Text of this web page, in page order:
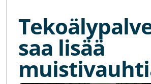
saa lisää